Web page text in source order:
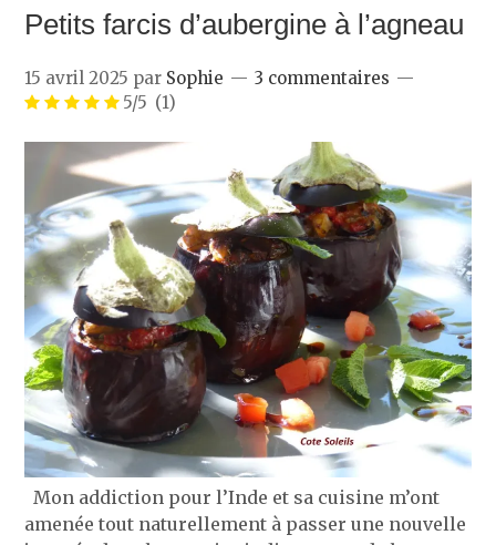
Petits farcis d’aubergine à l’agneau
15 avril 2025 par Sophie
3 commentaires
5/5 (1)
Mon addiction pour l’Inde et sa cuisine m’ont
amenée tout naturellement à passer une nouvelle